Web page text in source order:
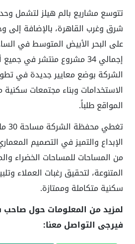
تتوسع مشاريع بالم هيلز لتشمل
شرق وغرب القاهرة، بالإضافة
على البحر الأبيض المتوسط في
إجمالي 34 مشروع منتشر في
الشركة بوضع معايير جديدة في
الاستخدامات وبناء مجتمعات
المواقع طلباً.
من المساحات للمساحات الخضراء
المتنوعة، لتحقيق رغبات العملاء
سكنية متكاملة وممتازة.
لمزيد من المعلومات حول صاحب
فيرجى التواصل معنا: